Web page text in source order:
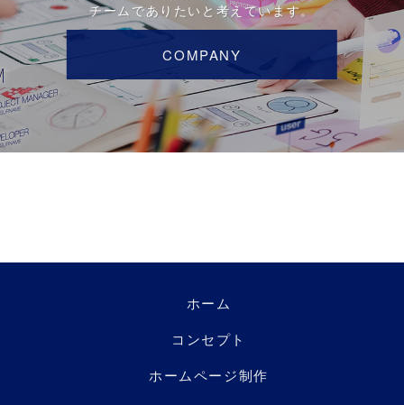
チームでありたいと考えています。
COMPANY
ホーム
コンセプト
ホームページ制作